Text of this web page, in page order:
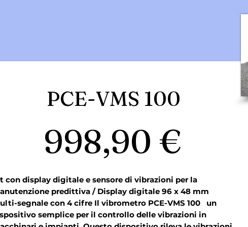
PCE-VMS 100
998,90 €
con display digitale e sensore di vibrazioni per la
predittiva / Display digitale 96 x 48 mm
segnale con 4 cifre Il vibrometro PCE-VMS 100   un
semplice per il controllo delle vibrazioni in